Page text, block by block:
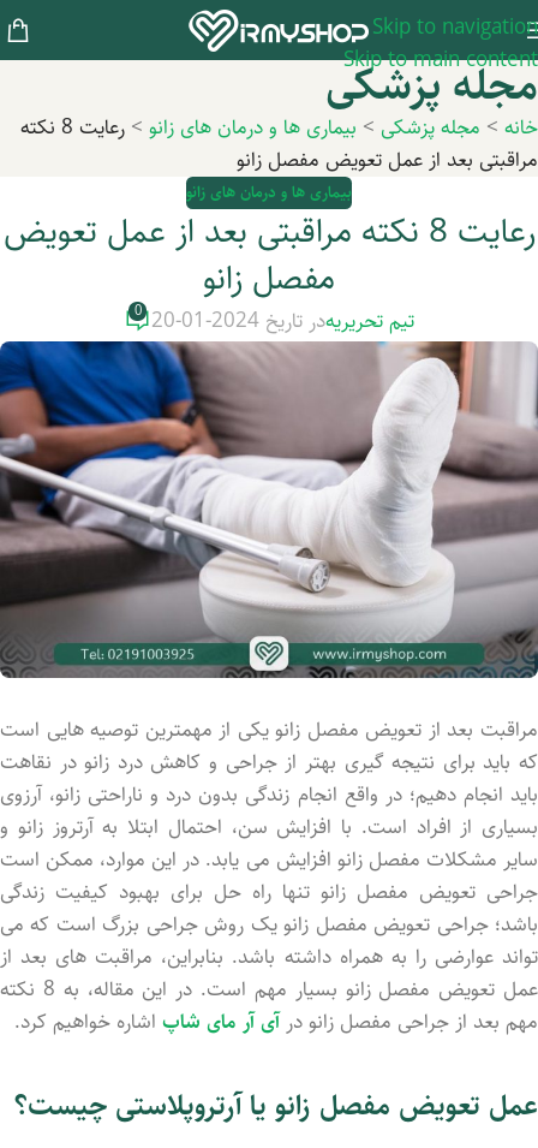
Skip to navigation
Skip to main content
مجله پزشکی
خانه > مجله پزشکی > بیماری ها و درمان های زانو >
رعایت 8 نکته
مراقبتی بعد از عمل تعویض مفصل زانو
بیماری ها و درمان های زانو
رعایت 8 نکته مراقبتی بعد از عمل تعویض
مفصل زانو
تیم تحریریهدر تاریخ 2024-01-20 0
مراقبت بعد از تعویض مفصل زانو یکی از مهمترین توصیه هایی است
که باید برای نتیجه گیری بهتر از جراحی و کاهش درد زانو در نقاهت
باید انجام دهیم؛ در واقع انجام زندگی بدون درد و ناراحتی زانو، آرزوی
بسیاری از افراد است. با افزایش سن، احتمال ابتلا به آرتروز زانو و
سایر مشکلات مفصل زانو افزایش می ‌یابد. در این موارد، ممکن است
جراحی تعویض مفصل زانو تنها راه ‌حل برای بهبود کیفیت زندگی
باشد؛ جراحی تعویض مفصل زانو یک روش جراحی بزرگ است که می
‌تواند عوارضی را به همراه داشته باشد. بنابراین، مراقبت ‌های بعد از
عمل تعویض مفصل زانو بسیار مهم است. در این مقاله، به 8 نکته
مهم بعد از جراحی مفصل زانو درآی آر مای شاپ اشاره خواهیم کرد.
عمل تعویض مفصل زانو یا آرتروپلاستی چیست؟